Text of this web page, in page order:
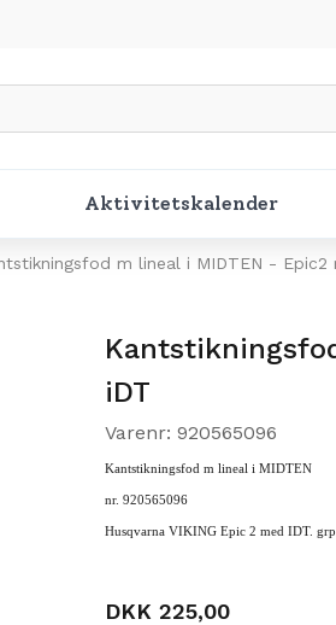
Aktivitetskalender
m lineal i MIDTEN - Epic2
iDT
Varenr: 920565096
Kantstikningsfod m lineal i MIDTEN
nr. 920565096
Husqvarna VIKING Epic 2 med IDT.
DKK 225,00